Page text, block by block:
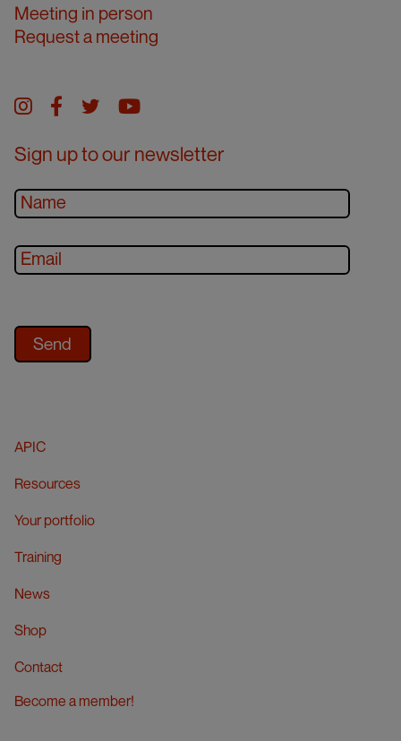
Meeting in person
Request a meeting
Instagram
facebook
twitteryoutube
Sign up to our newsletter
APIC
Resources
Your portfolio
Training
News
Shop
Contact
Become a member!